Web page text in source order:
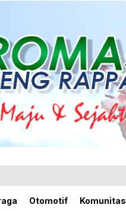
Otomotif Komunitas